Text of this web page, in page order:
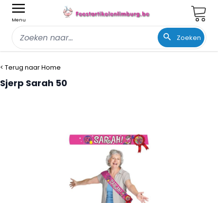
Menu
Zoeken
< Terug naar Home
Sjerp Sarah 50